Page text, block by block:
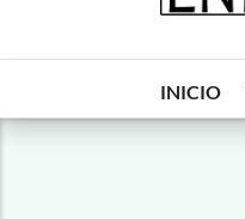
INICIO